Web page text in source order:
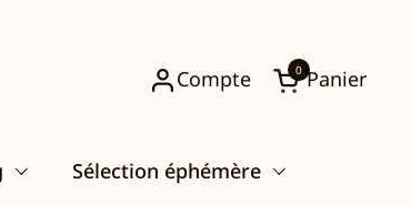
Compte
Ouvrir le
Panier
0
Sélection éphémère